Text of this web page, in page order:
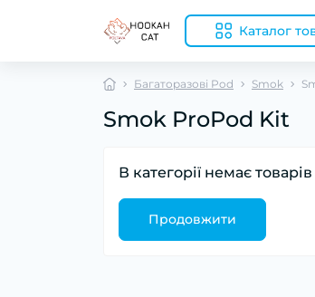
Каталог
Багаторазові Pod Smok
Smok ProPod Kit
В категорії немає товарів
Продовжити